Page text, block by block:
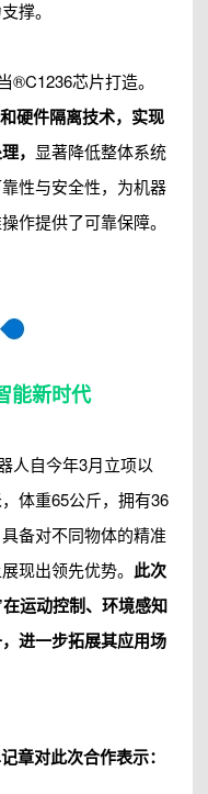
撑。
®C1236芯片打造。
和硬件隔离技术，实现
， 显著降低整体系统
性与安全性，为机器
作提供了可靠保障。
能新时代
人自今年3月立项以
体重65公斤，拥有36
备对不同物体的精准
现出领先优势。 此次
运动控制、环境感知
进一步拓展其应用场
章对此次合作表示：